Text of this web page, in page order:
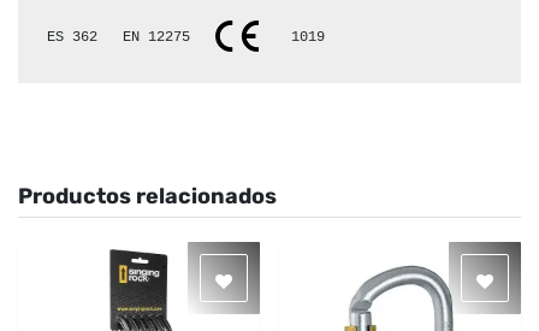
ES 362 EN 12275 1019
Productos relacionados